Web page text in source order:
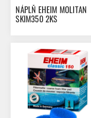
NÁPLŇ EHEIM MOLITAN
SKIM350 2KS